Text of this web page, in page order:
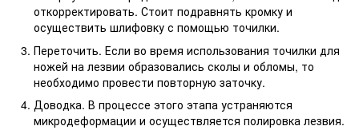
откорректировать. Стоит подравнять кромку и
осуществить шлифовку с помощью точилки.
Переточить. Если во время использования точилки для
ножей на лезвии образовались сколы и обломы, то
необходимо провести повторную заточку.
Доводка. В процессе этого этапа устраняются
микродеформации и осуществляется полировка лезвия.